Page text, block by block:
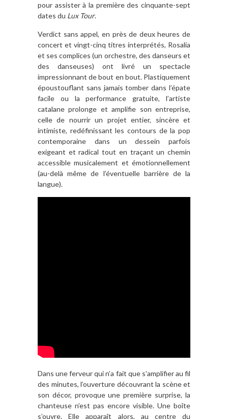
pour assister à la première des cinquante-sept
dates du Lux Tour.
Verdict sans appel, en près de deux heures de
concert et vingt-cinq titres interprétés, Rosalía
et ses complices (un orchestre, des danseurs et
des danseuses) ont livré un spectacle
impressionnant de bout en bout. Plastiquement
époustouflant sans jamais tomber dans l’épate
facile ou la performance gratuite, l’artiste
catalane prolonge et amplifie son entreprise,
celle de nourrir un projet entier, sincère et
intimiste, redéfinissant les contours de la pop
contemporaine dans un dessein parfois
exigeant et radical tout en traçant un chemin
accessible musicalement et émotionnellement
(au-delà même de l’éventuelle barrière de la
langue).
Dans une ferveur qui n’a fait que s’amplifier au fil
des minutes, l’ouverture découvrant la scène et
son décor, provoque une première surprise, la
chanteuse n’est pas encore visible. Une boîte
s’ouvre. Elle apparaît alors, au centre du